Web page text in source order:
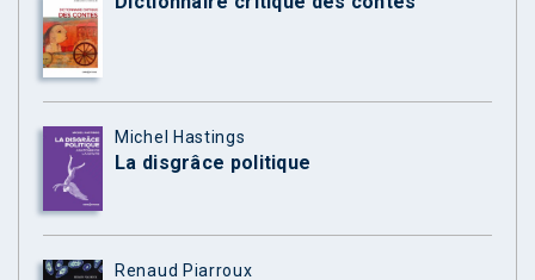
Michel Hastings
La disgrâce politique
Renaud Piarroux